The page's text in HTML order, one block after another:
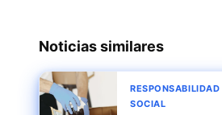
Noticias similares
RESPONSABILIDAD
SOCIAL